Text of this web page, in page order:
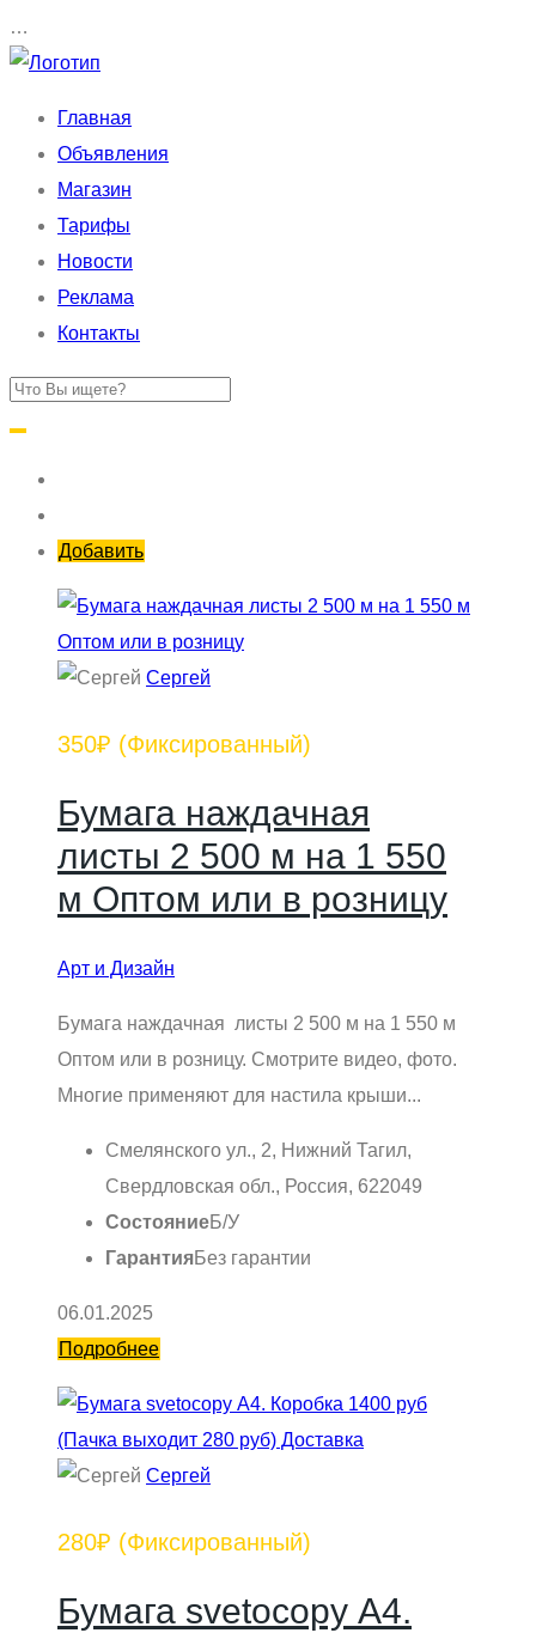
…
Главная
Объявления
Магазин
Тарифы
Новости
Реклама
Контакты
Добавить
Сергей
350₽ (Фиксированный)
Бумага наждачная
листы 2 500 м на 1 550
м Оптом или в розницу
Арт и Дизайн
Бумага наждачная листы 2 500 м на 1 550 м
Оптом или в розницу. Смотрите видео, фото.
Многие применяют для настила крыши...
Смелянского ул., 2, Нижний Тагил,
Свердловская обл., Россия, 622049
СостояниеБ/У
ГарантияБез гарантии
06.01.2025
Подробнее
Сергей
280₽ (Фиксированный)
Бумага svetocopy А4.